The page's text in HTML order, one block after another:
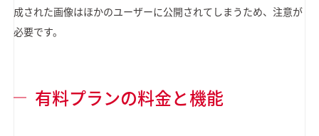
成された画像はほかのユーザーに公開されてしまうため、注意が
必要です。
有料プランの料金と機能